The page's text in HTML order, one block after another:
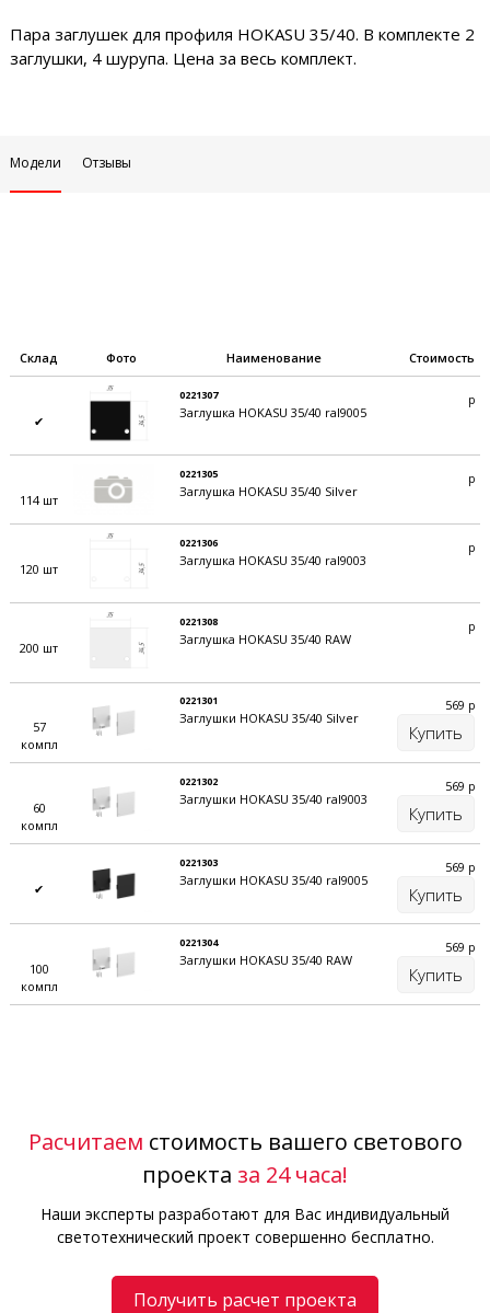
Пара заглушек для профиля HOKASU 35/40. В комплекте 2
заглушки, 4 шурупа. Цена за весь комплект.
Модели Отзывы
Склад Фото Наименование Стоимость
✔
0221307
Заглушка HOKASU 35/40 ral9005
р
114 шт
0221305
Заглушка HOKASU 35/40 Silver
р
120 шт
0221306
Заглушка HOKASU 35/40 ral9003
р
200 шт
0221308
Заглушка HOKASU 35/40 RAW
р
57
компл
0221301
Заглушки HOKASU 35/40 Silver
569 р
Купить
60
компл
0221302
Заглушки HOKASU 35/40 ral9003
569 р
Купить
✔
0221303
Заглушки HOKASU 35/40 ral9005
569 р
Купить
100
компл
0221304
Заглушки HOKASU 35/40 RAW
569 р
Купить
Расчитаем стоимость вашего светового
проекта за 24 часа!
Наши эксперты разработают для Вас индивидуальный
светотехнический проект совершенно бесплатно.
Получить расчет проекта